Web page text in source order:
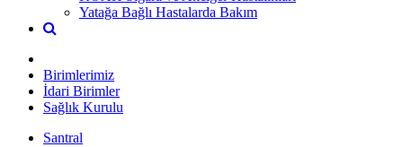
Yatağa Bağlı Hastalarda Bakım
Birimlerimiz
İdari Birimler
Sağlık Kurulu
Santral